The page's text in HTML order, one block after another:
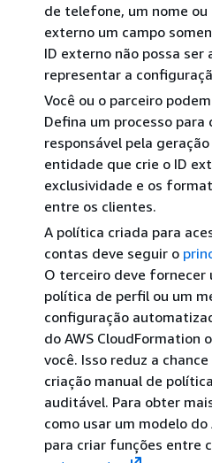
de telefone, um nome ou
externo um campo
ID externo não possa
representar a
Você ou o parceiro
Defina um processo
responsável pela
entidade que crie o ID
exclusividade e os
entre os clientes.
A política criada para
contas deve seguir o
O terceiro deve fornecer
política de perfil ou um
configuração
do AWS CloudFormation
você. Isso reduz a
criação manual de
auditável. Para obter
como usar um modelo do
para criar funções entre